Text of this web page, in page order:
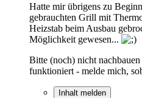
Hatte mir übrigens zu
gebrauchten Grill mit
Heizstab beim Ausbau
Möglichkeit gewesen...
Bitte (noch) nicht
funktioniert - melde mich,
Inhalt melden